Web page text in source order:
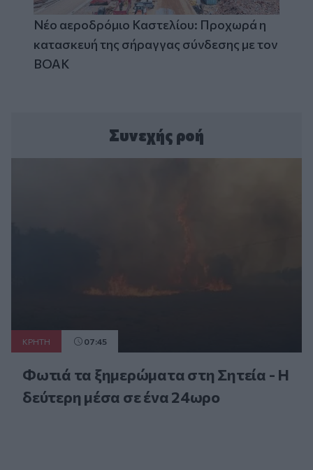
Νέο αεροδρόμιο Καστελίου: Προχωρά η
κατασκευή της σήραγγας σύνδεσης με τον
ΒΟΑΚ
Συνεχής ροή
ΚΡΗΤΗ 07:45
Φωτιά τα ξημερώματα στη Σητεία - Η
δεύτερη μέσα σε ένα 24ωρο